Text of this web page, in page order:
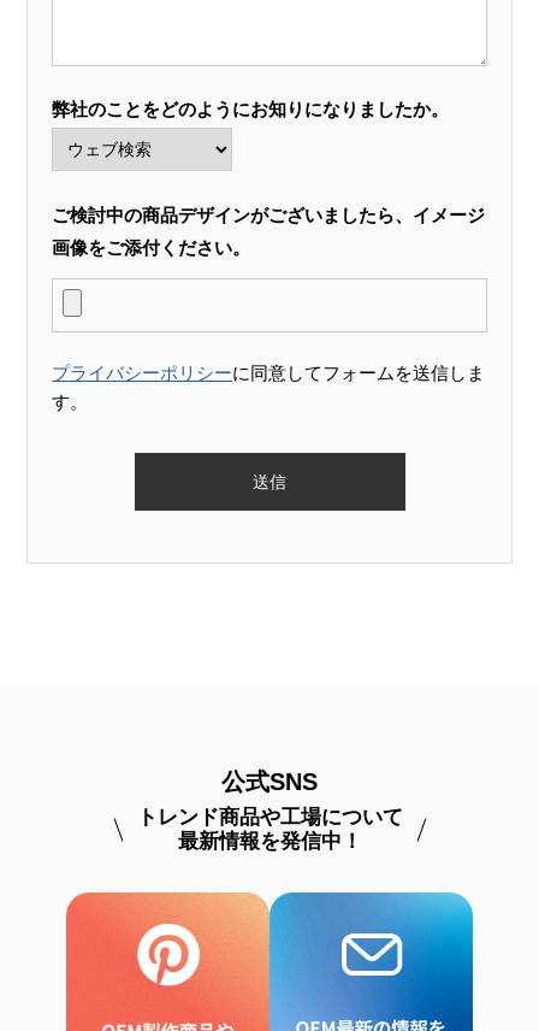
弊社のことをどのようにお知りになりましたか。
ご検討中の商品デザインがございましたら、イメージ
画像をご添付ください。
プライバシーポリシーに同意してフォームを送信しま
す。
公式SNS
トレンド商品や工場について
最新情報を発信中！